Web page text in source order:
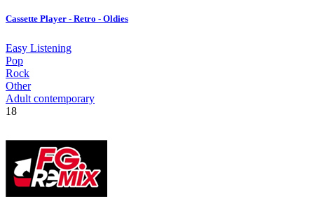
Cassette Player - Retro - Oldies
Easy Listening
Pop
Rock
Other
Adult contemporary
18